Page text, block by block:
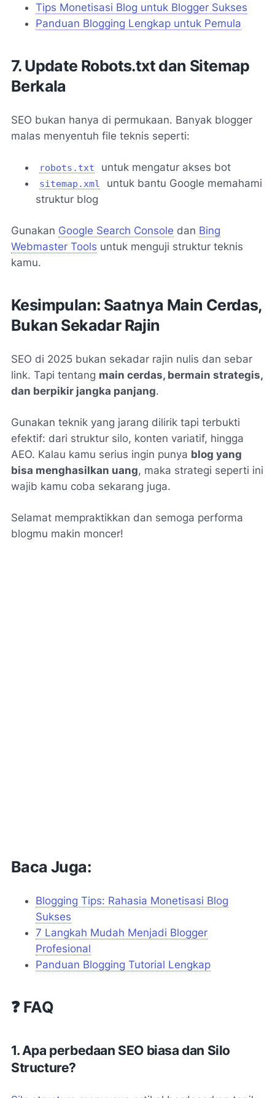
Tips Monetisasi Blog untuk Blogger Sukses
Panduan Blogging Lengkap untuk Pemula
7. Update Robots.txt dan Sitemap
Berkala
SEO bukan hanya di permukaan. Banyak blogger
malas menyentuh file teknis seperti:
robots.txt untuk mengatur akses bot
sitemap.xml
untuk bantu Google memahami
struktur blog
Gunakan Google Search Console dan Bing
Webmaster Tools untuk menguji struktur teknis
kamu.
Kesimpulan: Saatnya Main Cerdas,
Bukan Sekadar Rajin
SEO di 2025 bukan sekadar rajin nulis dan sebar
link. Tapi tentang main cerdas, bermain strategis,
dan berpikir jangka panjang.
Gunakan teknik yang jarang dilirik tapi terbukti
efektif: dari struktur silo, konten variatif, hingga
AEO. Kalau kamu serius ingin punya blog yang
bisa menghasilkan uang, maka strategi seperti ini
wajib kamu coba sekarang juga.
Selamat mempraktikkan dan semoga performa
blogmu makin moncer!
Baca Juga:
Blogging Tips: Rahasia Monetisasi Blog
Sukses
7 Langkah Mudah Menjadi Blogger
Profesional
Panduan Blogging Tutorial Lengkap
❓ FAQ
1. Apa perbedaan SEO biasa dan Silo
Structure?